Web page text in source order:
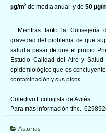
µg/m3 de medía anual y de 50 µg/
Mientras tanto la Consejería
gravedad del problema de que
salud a pesar de que el propio
Estudio Calidad del Aire y Salud
epidemiológico que es
contaminación y sus picos.
Colectivo Ecologista de Avilés
Para más información tfno.
Asturias